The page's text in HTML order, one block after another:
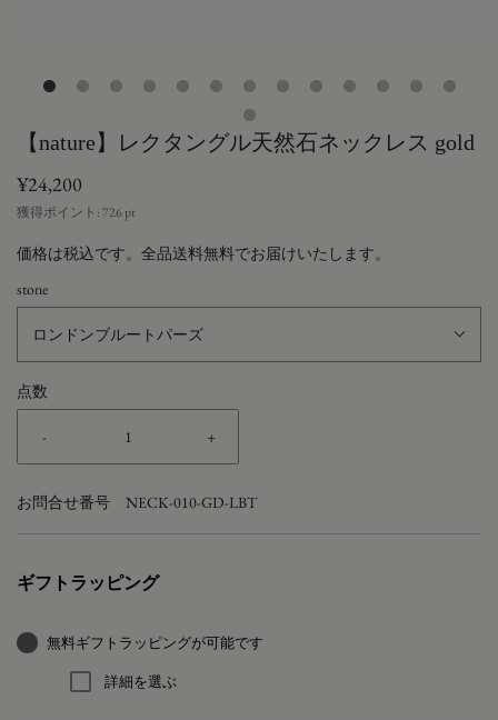
【nature】レクタングル天然石ネックレス gold
¥24,200
獲得ポイント:726pt
価格は税込です。全品送料無料でお届けいたします。
stone
ロンドンブルートパーズ
点数
- +
お問合せ番号 NECK-010-GD-LBT
ギフトラッピング
無料ギフトラッピングが可能です
詳細を選ぶ